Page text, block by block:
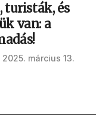
turisták, és
van: a
2025. március 13.